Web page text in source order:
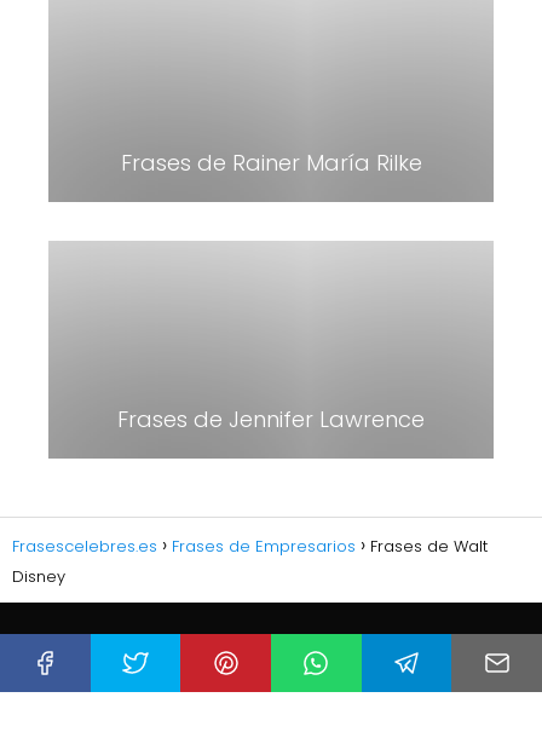
Frases de Rainer María Rilke
Frases de Jennifer Lawrence
Frasescelebres.es Frases de Empresarios
Frases de Walt
Disney
PÁGINAS Y POLÍTICAS